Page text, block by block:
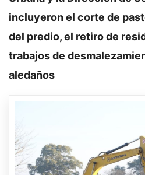
incluyeron el corte de
del predio, el retiro de
trabajos de
aledaños